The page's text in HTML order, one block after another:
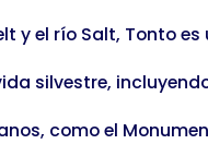
y el río Salt, Tonto
silvestre,
como el